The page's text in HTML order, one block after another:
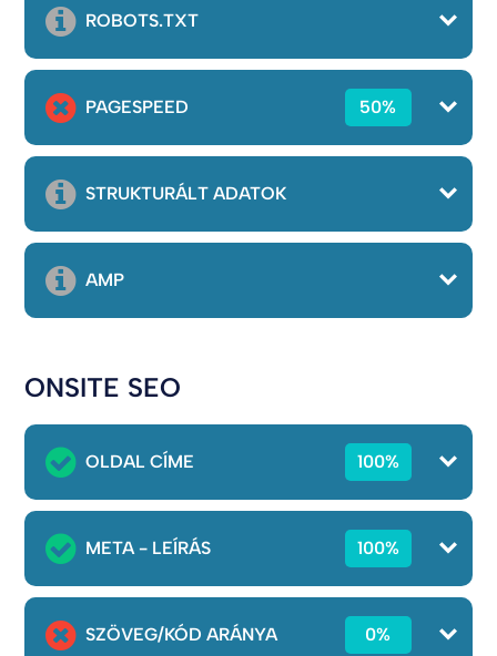
ROBOTS.TXT
PAGESPEED 50%
STRUKTURÁLT ADATOK
AMP
ONSITE SEO
OLDAL CÍME 100%
META - LEÍRÁS 100%
SZÖVEG/KÓD ARÁNYA 0%